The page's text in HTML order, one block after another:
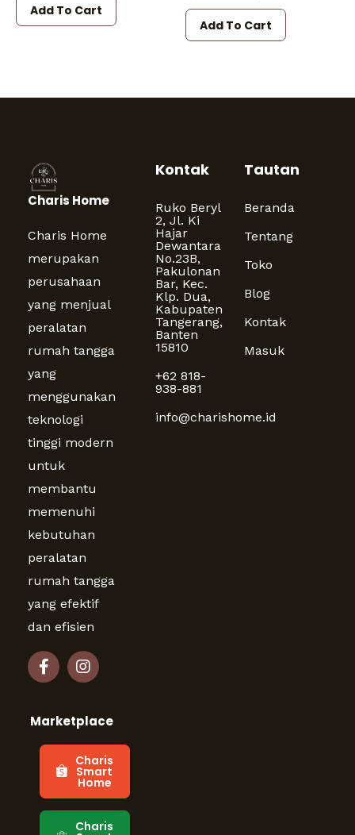
Add To Cart
Add To Cart
Charis Home
Charis Home
merupakan
perusahaan
yang menjual
peralatan
rumah tangga
yang
menggunakan
teknologi
tinggi modern
untuk
membantu
memenuhi
kebutuhan
peralatan
rumah tangga
yang efektif
dan efisien
Marketplace
Charis
Smart
Home
Charis
Kontak
Ruko Beryl
2, Jl. Ki
Hajar
Dewantara
No.23B,
Pakulonan
Bar, Kec.
Klp. Dua,
Kabupaten
Tangerang,
Banten
15810
+62 818-
938-881
info@charishome.id
Tautan
Beranda
Tentang
Toko
Blog
Kontak
Masuk